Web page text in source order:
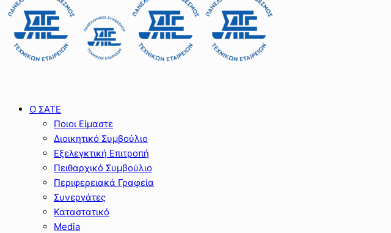
Ο ΣΑΤΕ
Ποιοι Είμαστε
Διοικητικό Συμβούλιο
Εξελεγκτική Επιτροπή
Πειθαρχικό Συμβούλιο
Περιφερειακά Γραφεία
Συνεργάτες
Καταστατικό
Media